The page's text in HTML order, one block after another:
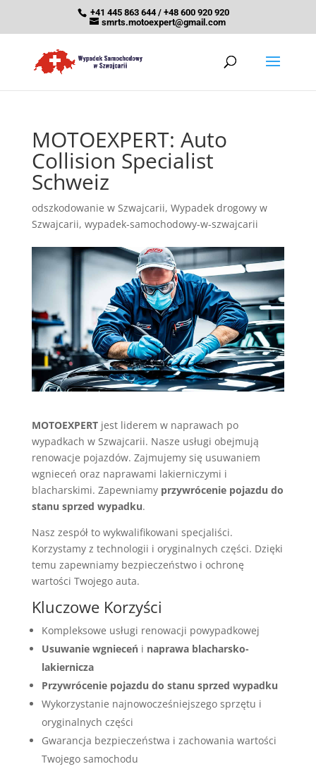
+41 445 863 644 / +48 600 920 920
smrts.motoexpert@gmail.com
MOTOEXPERT: Auto
Collision Specialist
Schweiz
odszkodowanie w Szwajcarii, Wypadek drogowy w
Szwajcarii, wypadek-samochodowy-w-szwajcarii
MOTOEXPERTjest liderem w naprawach po
wypadkach w Szwajcarii. Nasze usługi obejmują
renowacje pojazdów. Zajmujemy się usuwaniem
wgnieceń oraz naprawami lakierniczymi i
blacharskimi. Zapewniamy przywrócenie pojazdu do
stanu sprzed wypadku.
Nasz zespół to wykwalifikowani specjaliści.
Korzystamy z technologii i oryginalnych części. Dzięki
temu zapewniamy bezpieczeństwo i ochronę
wartości Twojego auta.
Kluczowe Korzyści
Kompleksowe usługi renowacji powypadkowej
Usuwanie wgnieceńi naprawa blacharsko-
lakiernicza
Przywrócenie pojazdu do stanu sprzed wypadku
Wykorzystanie najnowocześniejszego sprzętu i
oryginalnych części
Gwarancja bezpieczeństwa i zachowania wartości
Twojego samochodu